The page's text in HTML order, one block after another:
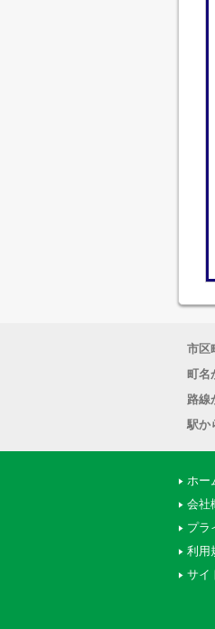
市区
町名
路線
駅か
ホー
会社
プラ
利用
サイ